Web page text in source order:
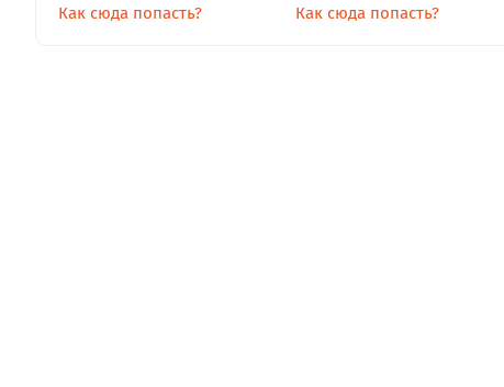
Как сюда попасть? Как сюда попасть?